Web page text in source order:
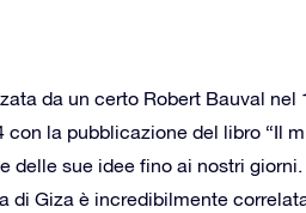
da un certo Robert Bauval nel
la pubblicazione del libro “Il
delle sue idee fino ai nostri
di Giza è incredibilmente